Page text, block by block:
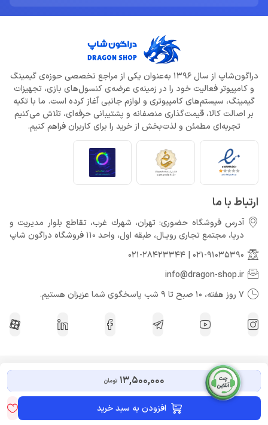
13,500,000 تومان
افزودن به سبد خرید
دراگون‌شاپ از سال 1396 به‌عنوان یکی از مراجع تخصصی حوزه‌ی گیمینگ
و کامپیوتر فعالیت خود را در زمینه‌ی عرضه‌ی کنسول‌های بازی، تجهیزات
گیمینگ، سیستم‌های کامپیوتری و لوازم جانبی آغاز کرده است. ما با تکیه
بر اصالت کالا، قیمت‌گذاری منصفانه و پشتیبانی حرفه‌ای، تلاش می‌کنیم
تجربه‌ای مطمئن و لذت‌بخش از خرید را برای کاربران فراهم کنیم.
ارتباط با ما
آدرس فروشگاه حضوری: تهران، شهرك غرب، تقاطع بلوار مدیریت و
دريا، مجتمع تجارى رويـال، طبقه اول، واحد 110 فروشگاه دراگون شاپ
021-91035390
021-28423344
info@dragon-shop.ir
7 روز هفته، 10 صبح تا 9 شب پاسخگوی شما عزیزان هستیم.
کلیه حقوق مادی و معنوی برای دراگون شاپ محفوظ می باشد.